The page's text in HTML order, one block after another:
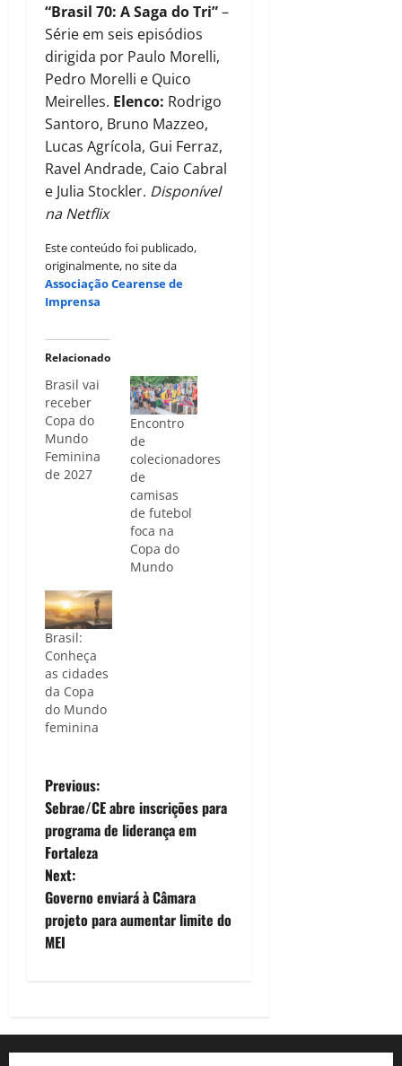
“Brasil 70: A Saga do Tri”–
Série em seis episódios
dirigida por Paulo Morelli,
Pedro Morelli e Quico
Meirelles. Elenco: Rodrigo
Santoro, Bruno Mazzeo,
Lucas Agrícola, Gui Ferraz,
Ravel Andrade, Caio Cabral
e Julia Stockler. Disponível
na Netflix
Este conteúdo foi publicado,
originalmente, no site da
Associação Cearense de
Imprensa
Relacionado
Brasil vai
receber
Copa do
Mundo
Feminina
de 2027
Encontro
de
colecionadores
de
camisas
de futebol
foca na
Copa do
Mundo
Brasil:
Conheça
as cidades
da Copa
do Mundo
feminina
P
o
s
t
n
i
Previous:
Sebrae/CE abre inscrições para
programa de liderança em
Fortaleza
Next:
Governo enviará à Câmara
projeto para aumentar limite do
MEI